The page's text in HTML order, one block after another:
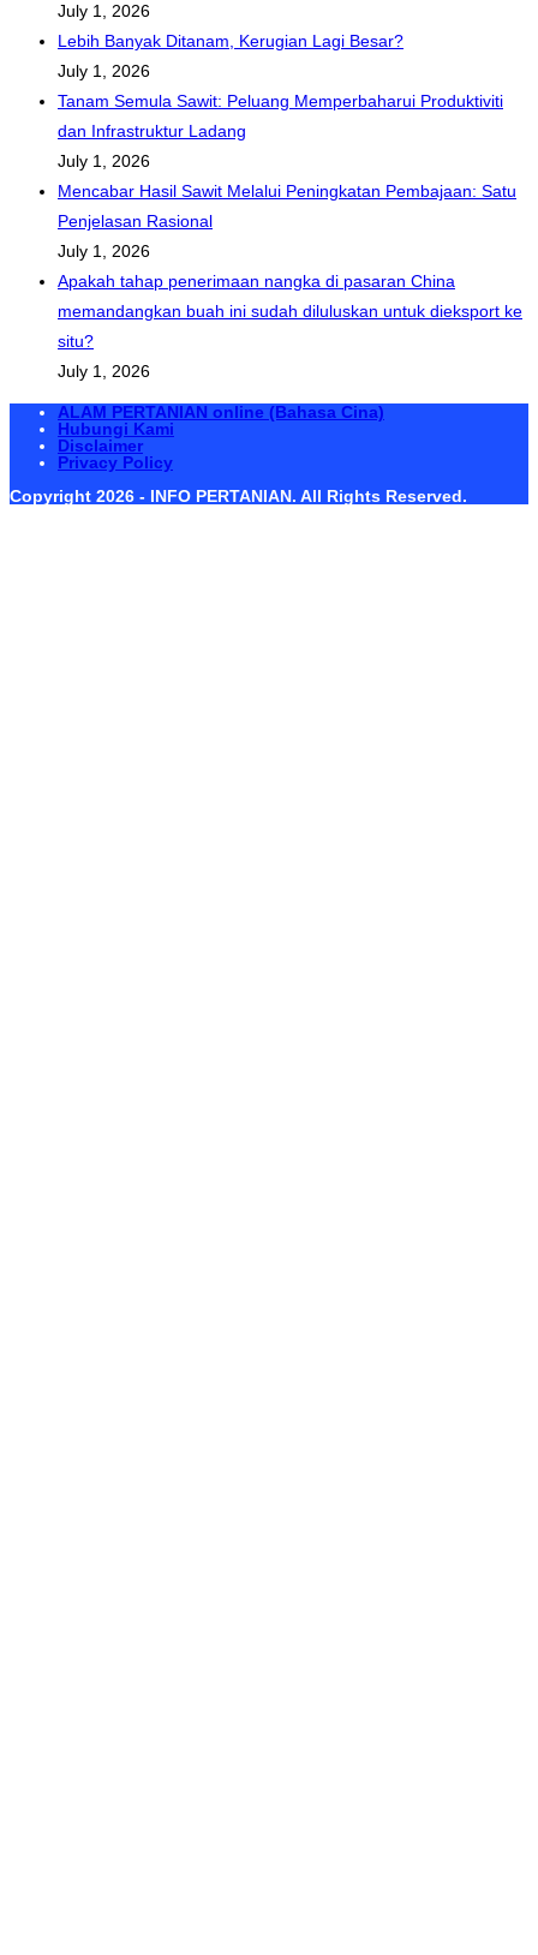
July 1, 2026
Lebih Banyak Ditanam, Kerugian Lagi Besar?
July 1, 2026
Tanam Semula Sawit: Peluang Memperbaharui Produktiviti
dan Infrastruktur Ladang
July 1, 2026
Mencabar Hasil Sawit Melalui Peningkatan Pembajaan: Satu
Penjelasan Rasional
July 1, 2026
Apakah tahap penerimaan nangka di pasaran China
memandangkan buah ini sudah diluluskan untuk dieksport ke
situ?
July 1, 2026
ALAM PERTANIAN online (Bahasa Cina)
Hubungi Kami
Disclaimer
Privacy Policy
Copyright 2026 - INFO PERTANIAN. All Rights Reserved.